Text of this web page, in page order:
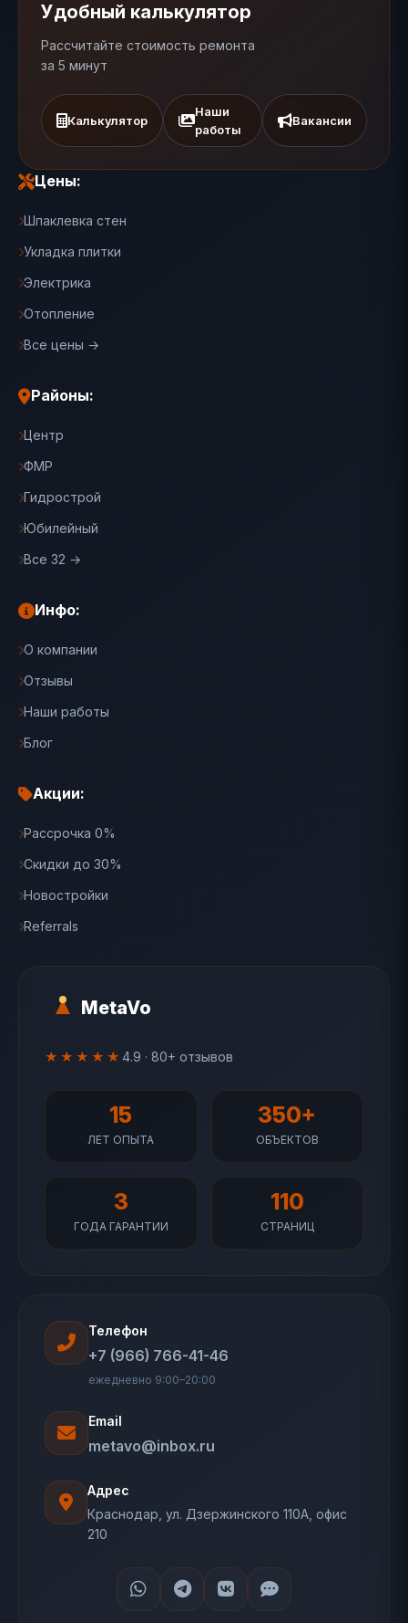
MetaVo
★★★★★ 4.9 · 80+ отзывов
15
ЛЕТ ОПЫТА
350+
ОБЪЕКТОВ
3
ГОДА ГАРАНТИИ
110
СТРАНИЦ
Удобный калькулятор
Рассчитайте стоимость ремонта
за 5 минут
Калькулятор
Наши
работы
Вакансии
Цены:
Шпаклевка стен
Укладка плитки
Электрика
Отопление
Все цены →
Районы:
Центр
ФМР
Гидрострой
Юбилейный
Все 32 →
Инфо:
О компании
Отзывы
Наши работы
Блог
Акции:
Рассрочка 0%
Скидки до 30%
Новостройки
Referrals
Телефон
+7 (966) 766-41-46
ежедневно 9:00–20:00
Email
metavo@inbox.ru
Адрес
Краснодар, ул. Дзержинского 110А, офис
210